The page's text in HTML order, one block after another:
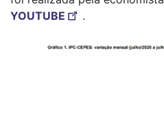
YOUTUBE
.